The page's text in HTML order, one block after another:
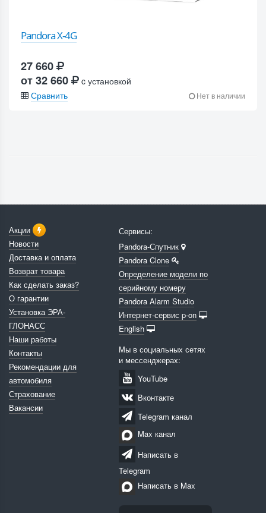
Pandora X-4G
27 660
от 32 660
c установкой
Сравнить
Нет в наличии
Акции
Новости
Доставка и оплата
Возврат товара
Как сделать заказ?
О гарантии
Установка ЭРА-
ГЛОНАСС
Наши работы
Контакты
Рекомендации для
автомобиля
Страхование
Вакансии
Сервисы:
Pandora-Спутник
Pandora Clone
Определение модели по
серийному номеру
Pandora Alarm Studio
Интернет-сервис p-on
English
Мы в социальных сетях
и мессенджерах:
YouTube
Вконтакте
Telegram канал
Max канал
Написать в
Telegram
Написать в Max